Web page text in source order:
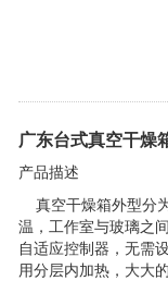
广东台式真空干燥
产品描述
真空干燥箱外型分
温，工作室与玻璃之
自适应控制器，无需
用分层内加热，大大